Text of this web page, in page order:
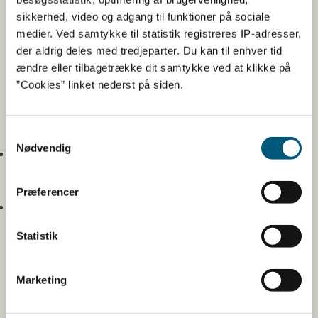
sikkerhed, video og adgang til funktioner på sociale
medier. Ved samtykke til statistik registreres IP-adresser,
der aldrig deles med tredjeparter. Du kan til enhver tid
ændre eller tilbagetrække dit samtykke ved at klikke på
”Cookies” linket nederst på siden.
Nødvendig
Præferencer
Statistik
Marketing
Vi håber, at vi med det nye digitale materiale kan gøre
det nemmere og mere overskueligt for landets køkkener
at sammensætte sunde, vegetariske retter, som
indeholder de næringsstoffer, vi har brug for,” fortæller
enhedschef i Fødevarestyrelsen, Anne Pøhl Enevoldsen.
Tal og Fakta:
Kostråd til vegetariske måltider er tilgængeligt
kantiner - Alt om kost
tre værktøjer:
En række principper med en model for, hvordan de
En råvareoversigt med anbefalinger om gode
råvarer til planlægning og tilberedning af